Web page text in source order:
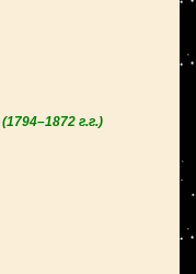
(1794–1872 г.г.)